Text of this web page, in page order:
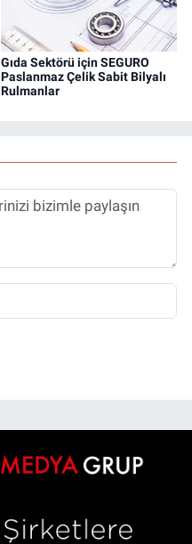
Gıda Sektörü için SEGURO
Paslanmaz Çelik Sabit Bilyalı
Rulmanlar